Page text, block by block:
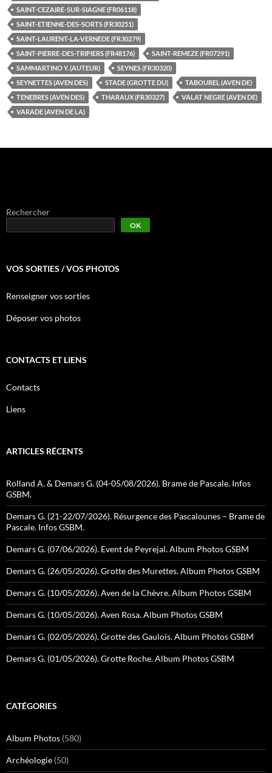
SAINT-CEZAIRE-SUR-SIAGNE (FR06118)
SAINT-ETIENNE-DES-SORTS (FR30251)
SAINT-LAURENT-LA-VERNEDE (FR30279)
SAINT-PIERRE-DES-TRIPIERS (FR48176)
SAINT-REMEZE (FR07291)
SAMMARTINO Y. (AUTEUR)
SEYNES (FR30320)
SEYNETTES (AVEN DES)
STADE (GROTTE DU)
TABOUREL (AVEN DE)
TENEBRES (AVEN DES)
THARAUX (FR30327)
VALAT NEGRE (AVEN DE)
VARADE (AVEN DE LA)
Rechercher
OK
VOS SORTIES / VOS PHOTOS
Renseigner vos sorties
Déposer vos photos
CONTACTS ET LIENS
Contacts
Liens
ARTICLES RÉCENTS
Rolland A. & Demars G. (04-05/08/2026). Brame de Pascale. Infos
GSBM.
Demars G. (21-22/07/2026). Résurgence des Pascalounes – Brame de
Pascale. Infos GSBM.
Demars G. (07/06/2026). Event de Peyrejal. Album Photos GSBM
Demars G. (26/05/2026). Grotte des Murettes. Album Photos GSBM
Demars G. (10/05/2026). Aven de la Chèvre. Album Photos GSBM
Demars G. (10/05/2026). Aven Rosa. Album Photos GSBM
Demars G. (02/05/2026). Grotte des Gaulois. Album Photos GSBM
Demars G. (01/05/2026). Grotte Roche. Album Photos GSBM
CATÉGORIES
Album Photos (580)
Archéologie (50)